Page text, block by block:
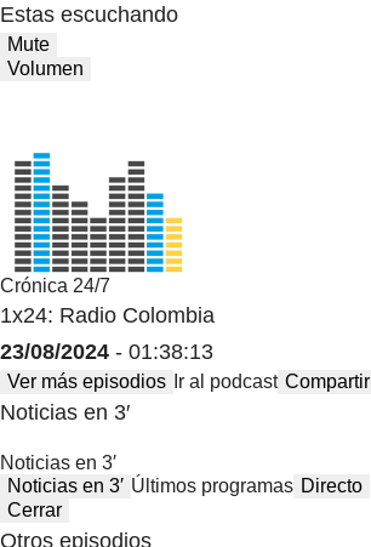
Estas escuchando
Mute
Volumen
Crónica 24/7
1x24: Radio Colombia
23/08/2024 - 01:38:13
Ver más episodios Ir al podcast Compartir
Noticias en 3′
Noticias en 3′
Noticias en 3′ Últimos programas Directo
Cerrar
Otros episodios